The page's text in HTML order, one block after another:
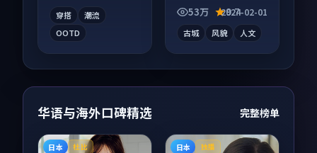
穿搭
潮流
OOTD
53万 9.7
2024-02-01
古城 风貌 人文
华语与海外口碑精选 完整榜单
日本 杜比 日本 独播